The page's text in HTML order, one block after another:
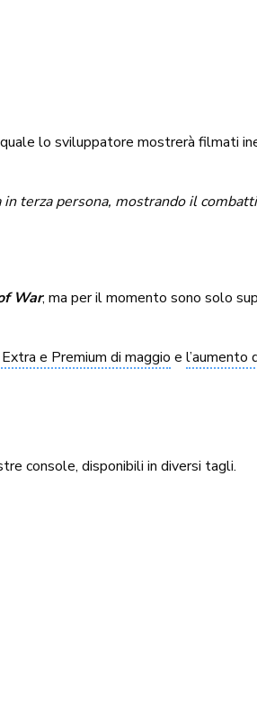
lo sviluppatore mostrerà filmati
terza persona, mostrando il
War, ma per il momento sono solo
e Premium di maggio el’aumento
console, disponibili in diversi tagli.